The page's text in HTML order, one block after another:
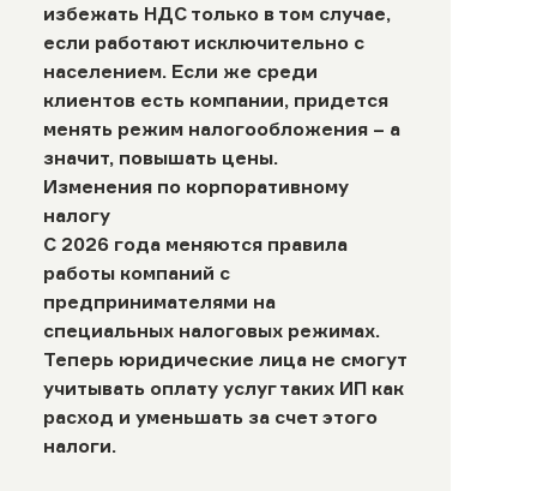
избежать НДС только в том случае,
если работают исключительно с
населением. Если же среди
клиентов есть компании, придется
менять режим налогообложения – а
значит, повышать цены.
Изменения по корпоративному
налогу
С 2026 года меняются правила
работы компаний с
предпринимателями на
специальных налоговых режимах.
Теперь юридические лица не смогут
учитывать оплату услуг таких ИП как
расход и уменьшать за счет этого
налоги.